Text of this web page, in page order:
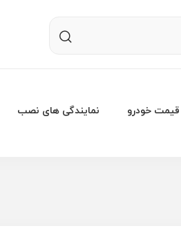
قیمت خودرو نمایندگی های نصب